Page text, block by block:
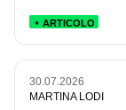
ARTICOLO
30.07.2026
MARTINA LODI